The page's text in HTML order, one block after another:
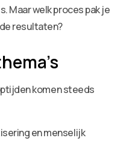
Maar welk proces pak je
resultaten?
komen steeds
en menselijk